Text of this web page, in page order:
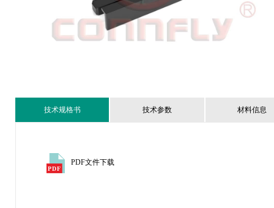
技术规格书 技术参数 材料信息
PDF文件下载